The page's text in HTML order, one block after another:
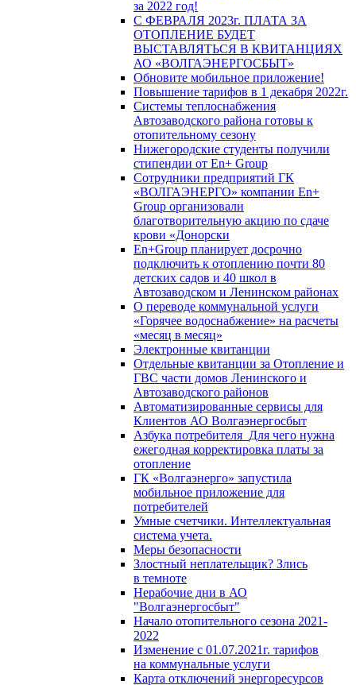
за 2022 год!
С ФЕВРАЛЯ 2023г. ПЛАТА ЗА
ОТОПЛЕНИЕ БУДЕТ
ВЫСТАВЛЯТЬСЯ В КВИТАНЦИЯХ
АО «ВОЛГАЭНЕРГОСБЫТ»
Обновите мобильное приложение!
Повышение тарифов в 1 декабря 2022г.
Системы теплоснабжения
Автозаводского района готовы к
отопительному сезону
Нижегородские студенты получили
стипендии от En+ Group
Сотрудники предприятий ГК
«ВОЛГАЭНЕРГО» компании En+
Group организовали
благотворительную акцию по сдаче
крови «Донорски
En+Group планирует досрочно
подключить к отоплению почти 80
детских садов и 40 школ в
Автозаводском и Ленинском районах
О переводе коммунальной услуги
«Горячее водоснабжение» на расчеты
«месяц в месяц»
Электронные квитанции
Отдельные квитанции за Отопление и
ГВС части домов Ленинского и
Автозаводского районов
Автоматизированные сервисы для
Клиентов АО Волгаэнергосбыт
Азбука потребителя_Для чего нужна
ежегодная корректировка платы за
отопление
ГК «Волгаэнерго» запустила
мобильное приложение для
потребителей
Умные счетчики. Интеллектуальная
система учета.
Меры безопасности
Злостный неплательщик? Злись
в темноте
Нерабочие дни в АО
"Волгаэнергосбыт"
Начало отопительного сезона 2021-
2022
Изменение с 01.07.2021г. тарифов
на коммунальные услуги
Карта отключений энергоресурсов